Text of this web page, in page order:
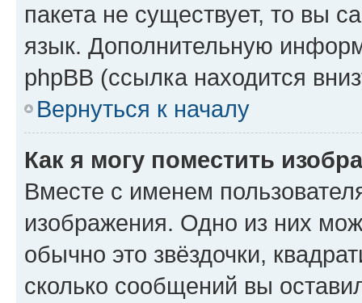
пакета не существует, то вы
язык. Дополнительную
phpBB (ссылка находится
Вернуться к началу
Как я могу поместить
Вместе с именем
изображения. Одно из них
обычно это звёздочки,
сколько сообщений вы